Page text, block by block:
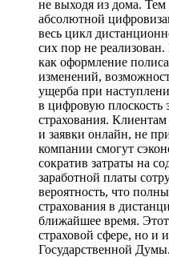
не выходя из дома. Тем
абсолютной
весь цикл
сих пор не
как оформление
изменений,
ущерба при
в цифровую плоскость
страхования.
и заявки онлайн, не
компании смогут
сократив затраты на
заработной платы
вероятность, что
страхования в
ближайшее время. Этот
страховой сфере, но и
Государственной Думы.